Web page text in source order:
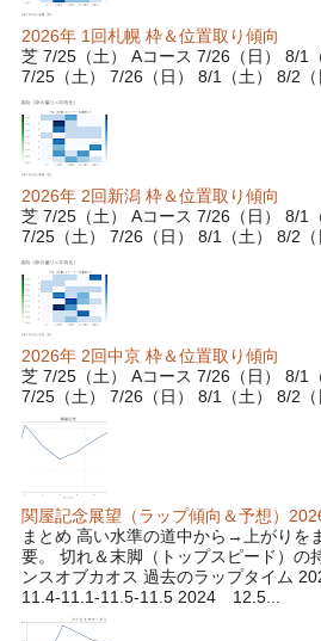
2026年 1回札幌 枠＆位置取り傾向
芝 7/25（土） Aコース 7/26（日） 8/1
7/25（土） 7/26（日） 8/1（土） 8/2（
2026年 2回新潟 枠＆位置取り傾向
芝 7/25（土） Aコース 7/26（日） 8/1
7/25（土） 7/26（日） 8/1（土） 8/2（
2026年 2回中京 枠＆位置取り傾向
芝 7/25（土） Aコース 7/26（日） 8/1
7/25（土） 7/26（日） 8/1（土） 8/2（
関屋記念展望（ラップ傾向＆予想）
まとめ 高い水準の道中から→上がりを
要。 切れ＆末脚（トップスピード）
ンスオブカオス 過去のラップタイム
11.4-11.1-11.5-11.5 2024 12.5...